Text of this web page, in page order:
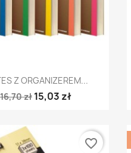
Szybki podgląd
Z ORGANIZEREM...
16,70 zł 15,03 zł
favorite_border